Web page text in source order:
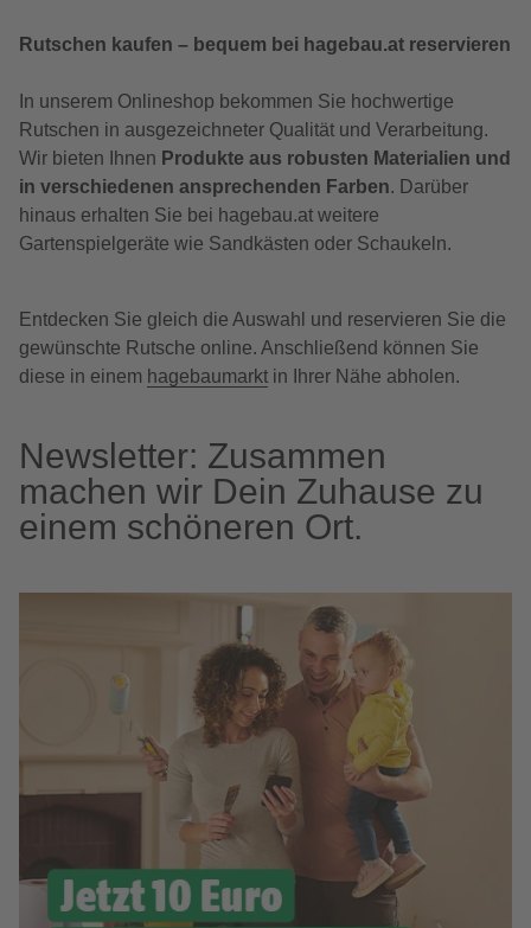
Rutschen kaufen – bequem bei hagebau.at reservieren
In unserem Onlineshop bekommen Sie hochwertige
Rutschen in ausgezeichneter Qualität und Verarbeitung.
Wir bieten Ihnen Produkte aus robusten Materialien und
in verschiedenen ansprechenden Farben. Darüber
hinaus erhalten Sie bei hagebau.at weitere
Gartenspielgeräte wie Sandkästen oder Schaukeln.
Entdecken Sie gleich die Auswahl und reservieren Sie die
gewünschte Rutsche online. Anschließend können Sie
diese in einem hagebaumarkt in Ihrer Nähe abholen.
Newsletter: Zusammen
machen wir Dein Zuhause zu
einem schöneren Ort.